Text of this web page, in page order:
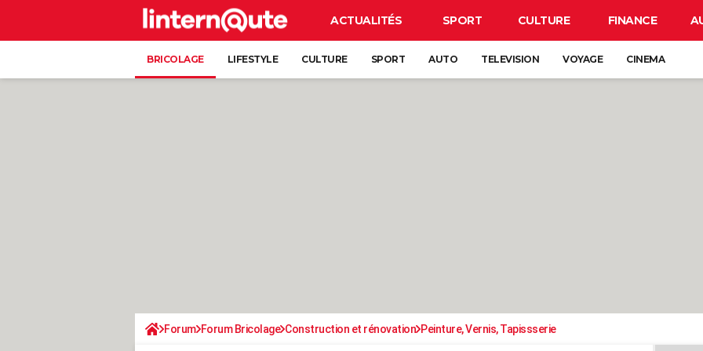
ACTUALITÉS SPORT CULTURE FINANCE
BRICOLAGE LIFESTYLE CULTURE SPORT AUTO TELEVISION VOYAGE CINEMA
Forum Forum Bricolage Construction et rénovation Peinture, Vernis, Tapissserie